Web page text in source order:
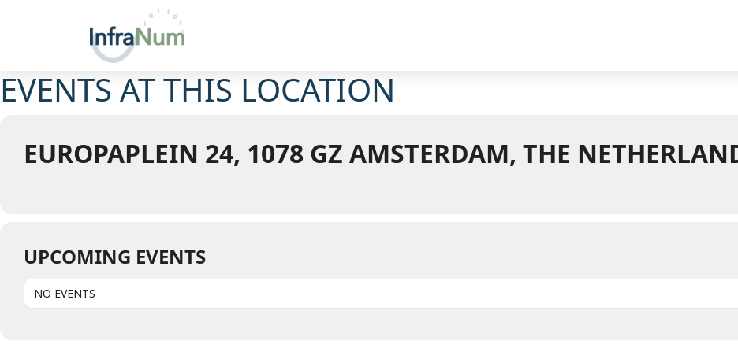
EVENTS AT THIS LOCATION
EUROPAPLEIN 24, 1078 GZ AMSTERDAM, THE
UPCOMING EVENTS
NO EVENTS